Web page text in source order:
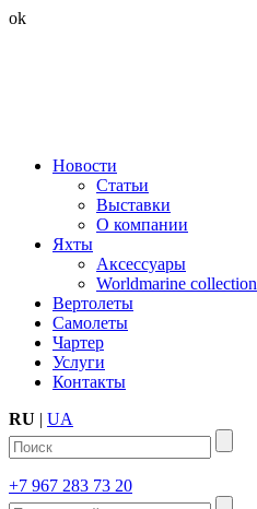
ok
Новости
Статьи
Выставки
О компании
Яхты
Аксессуары
Worldmarine collection
Вертолеты
Самолеты
Чартер
Услуги
Контакты
RU | UA
+7 967 283 73 20